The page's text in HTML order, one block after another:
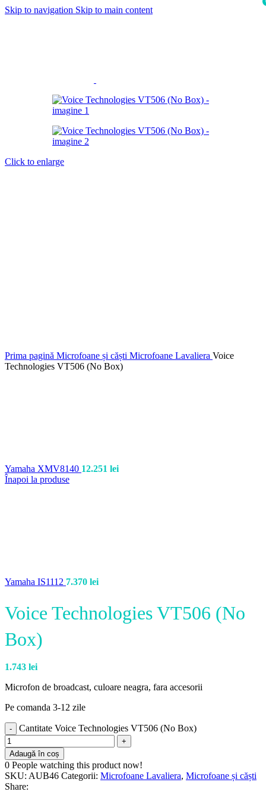
Skip to navigation Skip to main content
Click to enlarge
Prima pagină Microfoane și căști Microfoane Lavaliera Voice
Technologies VT506 (No Box)
Yamaha XMV8140 12.251 lei
Înapoi la produse
Yamaha IS1112 7.370 lei
Voice Technologies VT506 (No
Box)
1.743 lei
Microfon de broadcast, culoare neagra, fara accesorii
Pe comanda 3-12 zile
Cantitate Voice Technologies VT506 (No Box)
Adaugă în coș
0 People watching this product now!
SKU: AUB46 Categorii: Microfoane Lavaliera, Microfoane și căști
Share: